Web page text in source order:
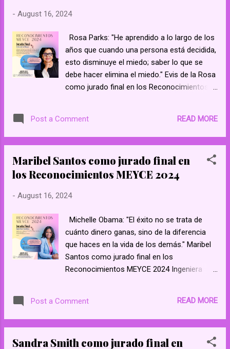
https://www.facebook.com/
Emprendedoras y con Espíritu - YouTube
Mujeres Emprendedoras y con Espiritu
- August 16, 2024
Rosa Parks: "He aprendido a lo largo de los
años que cuando una persona está decidida,
esto disminuye el miedo; saber lo que se
debe hacer elimina el miedo." Evis de la Rosa
como jurado final en los Reconocimientos
promotora de salud, líder, empresaria,
activista para los derechos humanos,
coautora de un libro lleno de historias que te
harán reflexionar y Co-fundadora de la
Hispana en la Ciudad de Austin Texas. Austin
asiento en un cohete, no preguntes qué
asiento. Simplemente súbete."
https://www.facebook.com/ meyceonline/
https://www.facebook.com/
groups/573582302994828 Mujeres
Mujeres Emprendedoras y con Espiritu
Post a Comment READ MORE
Maribel Santos como jurado final en
los Reconocimientos MEYCE 2024
- August 16, 2024
Michelle Obama: "El éxito no se trata de
cuánto dinero ganas, sino de la diferencia
que haces en la vida de los demás." Maribel
Santos como jurado final en los
Reconocimientos MEYCE 2024 Ingeniera
Escritora Best Seller. Promotora de la
Igualdad de Género España Amelia Earhart:
intentar hacer lo imposible. Y cuando
Post a Comment READ MORE
Sandra Smith como jurado final en